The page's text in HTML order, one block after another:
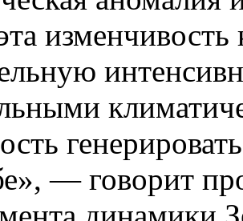
— говорит